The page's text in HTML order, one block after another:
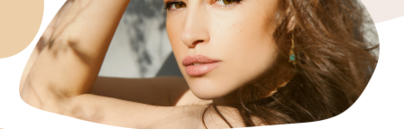
Je veux faire un bon cadeau
Plan d’accès
Prendre RDV